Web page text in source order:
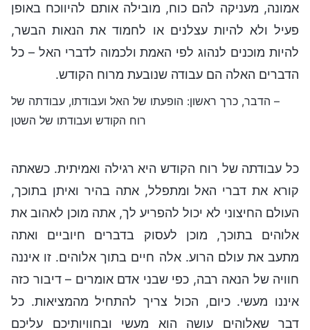
אמונה, מעניקה להם כוח, מובילה אותם להיווכח באופן
פעיל ולא להיות עצלנים או לחמוד את הנאות הבשר,
להיות מוכנים לנהוג לפי האמת ולכמוה לדברי האל – כל
הדברים האלה הם עבודה שנובעת מרוח הקודש.
– הדבר, כרך ראשון: הופעתו של האל ועבודתו, עבודתה של
רוח הקודש ועבודתו של השטן
כל עבודתה של רוח הקודש היא רגילה ואמיתית. כשאתה
קורא את דברי האל ומתפלל, אתה בהיר ואיתן בתוכך,
העולם החיצוני לא יכול להפריע לך, אתה מוכן לאהוב את
אלוהים בתוכך, מוכן לעסוק בדברים חיוביים ואתה
מתעב את עולם הרוע. אלה חיים בתוך אלוהים. זו איננה
חוויה של הנאה רבה, כפי שבני אדם אומרים – דיבור כזה
איננו מעשי. כיום, הכול צריך להתחיל מהמציאות. כל
דבר שאלוהים עושה הוא מעשי ובחוויותיכם עליכם